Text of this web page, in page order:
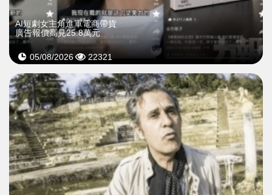
AI短劇女主角進軍電商帶貨
廣告報價高見25.8萬元
05/08/2026 22321